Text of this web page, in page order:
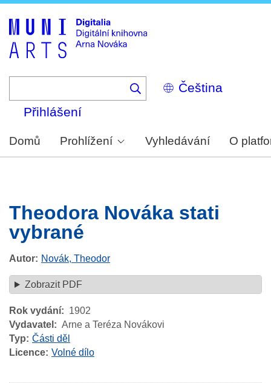
Select
your
Přihlášení
Domů Prohlížení Vyhledávání O
Theodora Nováka stati
vybrané
Autor Novák, Theodor
Zobrazit PDF
Rok vydání
1902
Vydavatel
Arne a Teréza Novákovi
Typ
Části děl
Licence Volné dílo